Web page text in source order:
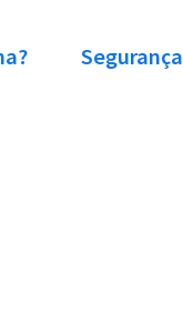
Segurança